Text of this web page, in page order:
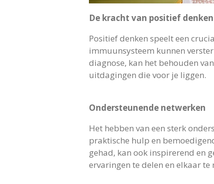
De kracht van positief denken
Positief denken speelt een
immuunsysteem kunnen
diagnose, kan het behouden
uitdagingen die voor je liggen.
Ondersteunende netwerken
Het hebben van een sterk
praktische hulp en
gehad, kan ook inspirerend en
ervaringen te delen en elkaar te